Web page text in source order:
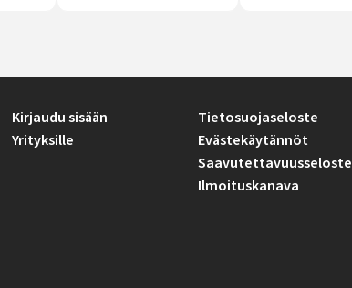
Kirjaudu sisään
Yrityksille
Tietosuojaseloste
Evästekäytännöt
Saavutettavuusseloste
Ilmoituskanava